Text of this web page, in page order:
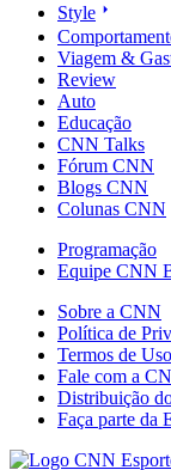
Style
Viagem &
Review
Auto
Educação
CNN Talks
Fórum CNN
Blogs CNN
Colunas CNN
Programação
Equipe CNN
Sobre a CNN
Política de
Termos de Uso
Fale com a
Distribuição
Faça parte da